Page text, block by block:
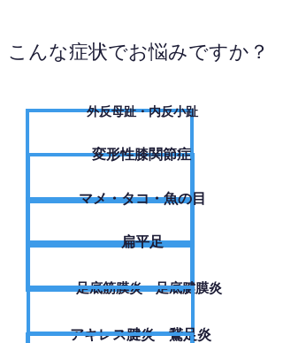
こんな症状でお悩みですか？
外反母趾・内反小趾
変形性膝関節症
​マメ・タコ・魚の目
扁平足
足底筋膜炎・足底腱膜炎
アキレス腱炎・鵞足炎